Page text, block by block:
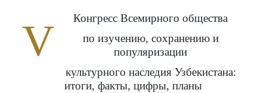
V
Конгресс Всемирного общества
по изучению, сохранению и
популяризации
культурного наследия Узбекистана:
итоги, факты, цифры, планы